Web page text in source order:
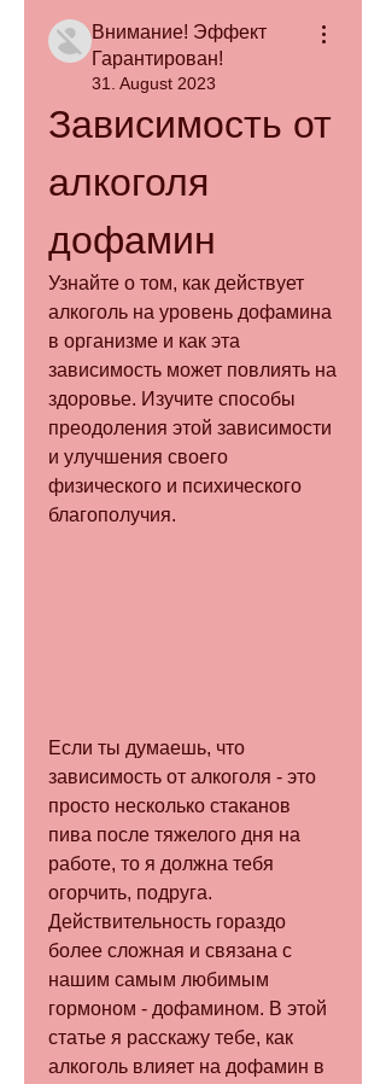
Внимание! Эффект
Гарантирован!
31. August 2023
Зависимость от
алкоголя
дофамин
Узнайте о том, как действует
алкоголь на уровень дофамина
в организме и как эта
зависимость может повлиять на
здоровье. Изучите способы
преодоления этой зависимости
и улучшения своего
физического и психического
благополучия.
Если ты думаешь, что
зависимость от алкоголя - это
просто несколько стаканов
пива после тяжелого дня на
работе, то я должна тебя
огорчить, подруга.
Действительность гораздо
более сложная и связана с
нашим самым любимым
гормоном - дофамином. В этой
статье я расскажу тебе, как
алкоголь влияет на дофамин в